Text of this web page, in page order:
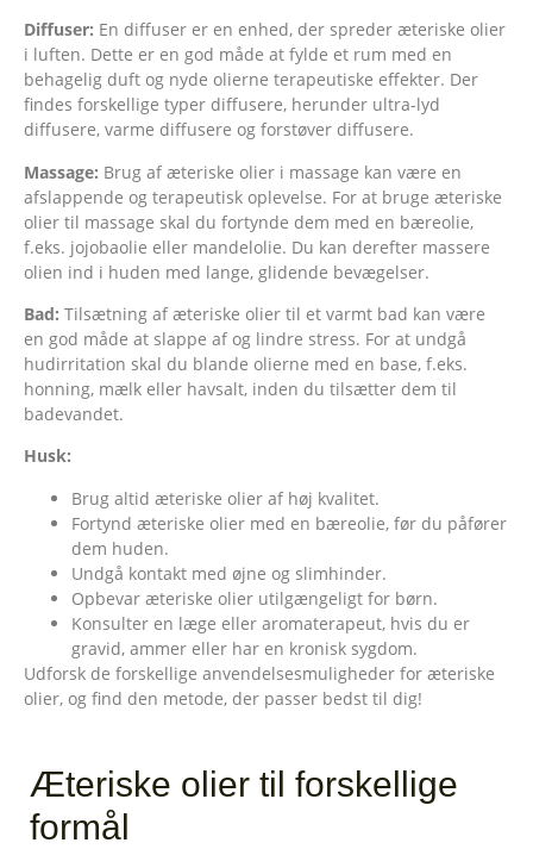
Diffuser: En diffuser er en enhed, der spreder æteriske olier
i luften. Dette er en god måde at fylde et rum med en
behagelig duft og nyde olierne terapeutiske effekter. Der
findes forskellige typer diffusere, herunder ultra-lyd
diffusere, varme diffusere og forstøver diffusere.
Massage: Brug af æteriske olier i massage kan være en
afslappende og terapeutisk oplevelse. For at bruge æteriske
olier til massage skal du fortynde dem med en bæreolie,
f.eks. jojobaolie eller mandelolie. Du kan derefter massere
olien ind i huden med lange, glidende bevægelser.
Bad: Tilsætning af æteriske olier til et varmt bad kan være
en god måde at slappe af og lindre stress. For at undgå
hudirritation skal du blande olierne med en base, f.eks.
honning, mælk eller havsalt, inden du tilsætter dem til
badevandet.
Husk:
Brug altid æteriske olier af høj kvalitet.
Fortynd æteriske olier med en bæreolie, før du påfører
dem huden.
Undgå kontakt med øjne og slimhinder.
Opbevar æteriske olier utilgængeligt for børn.
Konsulter en læge eller aromaterapeut, hvis du er
gravid, ammer eller har en kronisk sygdom.
Udforsk de forskellige anvendelsesmuligheder for æteriske
olier, og find den metode, der passer bedst til dig!
Æteriske olier til forskellige
formål